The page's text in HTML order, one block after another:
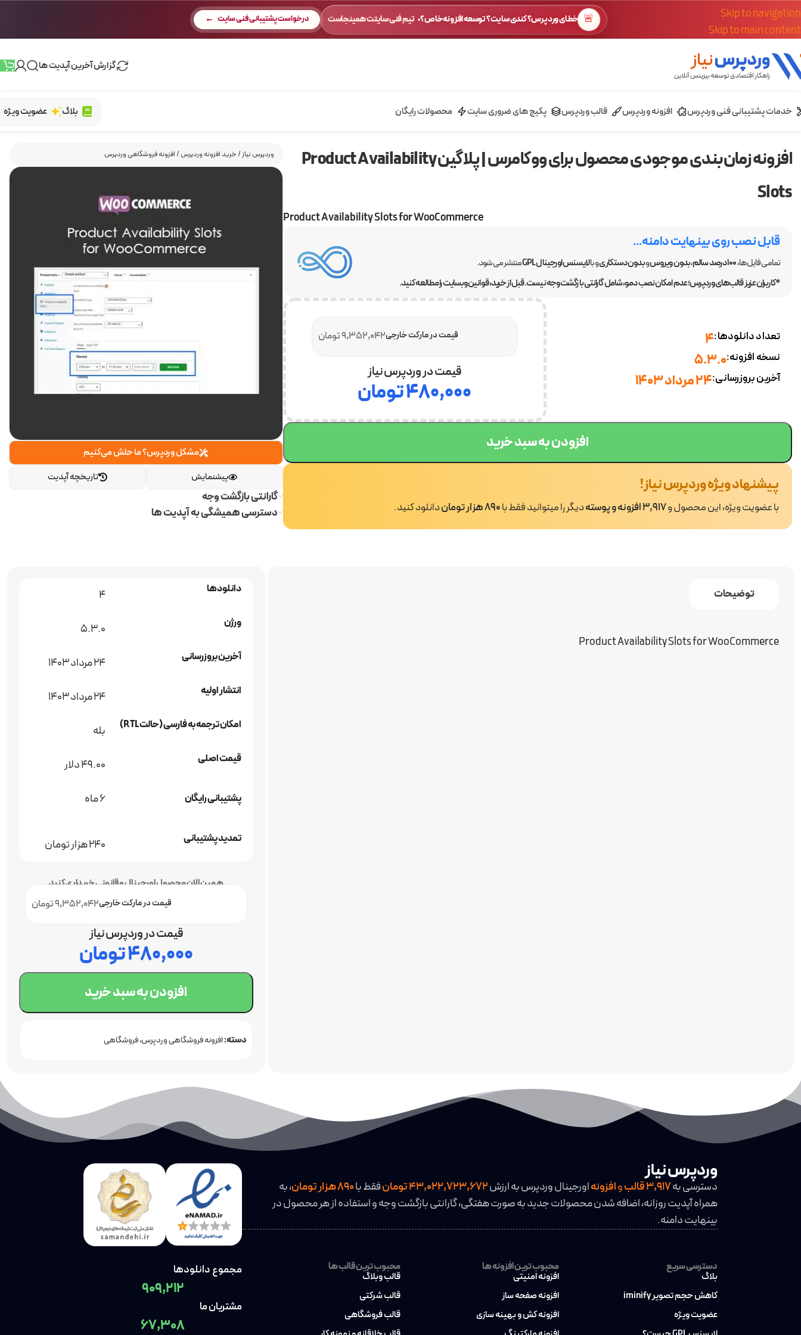
Skip to navigation
Skip to main content
🚨 خطای وردپرس؟ کندی سایت؟ توسعه افزونه خاص؟ تیم فنی سایتت همینجاست درخواست پشتیبانی فنی سایت
گزارش آخرین آپدیت ها
خدمات پشتیبانی فنی وردپرس افزونه وردپرس قالب وردپرس پکیج های ضروری سایت محصولات رایگان بلاگ عضویت ویژه
وردپرس نیاز/خرید افزونه وردپرس/ افزونه فروشگاهی وردپرس
مشکل وردپرس؟ ما حلش می‌کنیم
تاریخچه آپدیت
پیشنمایش
گارانتی بازگشت وجه
دسترسی همیشگی به آپدیت ها
افزونه زمان‌بندی موجودی محصول برای ووکامرس | پلاگین Product Availability
Slots
Product Availability Slots for WooCommerce
قابل نصب روی بینهایت دامنه...
تمامی فایل ها،100 درصد سالم ،بدون ویروسوبدون دستکاریو بالایسنس اورجینال GPL
منتشر می شود.
*کاربران عزیز قالب‌های وردپرس؛ عدم امکان نصب دمو، شامل گارانتی بازگشت وجه نیست. قبل از خرید، قوانین وبسایت را مطالعه کنید.
تعداد دانلودها:4
نسخه افزونه:5.3.0
آخرین بروزرسانی:24 مرداد 1403
9,352,042 تومانقیمت در مارکت خارجی
قیمت در وردپرس نیاز
۴۸۰,۰۰۰تومان
افزودن به سبد خرید
پیشنهاد ویژه وردپرس نیاز!
با عضویت ویژه، این محصول و3,917 افزونه و پوسته دیگر را میتوانید فقط با890 هزار تومان دانلود کنید.
توضیحات
Product Availability Slots for WooCommerce
دانلودها 4
ورژن 5.3.0
آخرین بروزرسانی 24 مرداد 1403
انتشار اولیه 24 مرداد 1403
امکان ترجمه به فارسی (حالت RTL) بله
قیمت اصلی 49.00 دلار
پشتیبانی رایگان 6 ماه
تمدید پشتیبانی 240 هزار تومان
همین الان محصول اورجینال و قانونی خریداری کنید
9,352,042 تومانقیمت در مارکت خارجی
قیمت در وردپرس نیاز
۴۸۰,۰۰۰تومان
افزودن به سبد خرید
دسته:افزونه فروشگاهی وردپرس فروشگاهی
وردپرس نیاز
دسترسی به3,917قالبوافزونهاورجینال وردپرس به ارزش43,022,723,672 تومان فقط با
، به
همراه آپدیت روزانه، اضافه شدن محصولات جدید به صورت هفتگی، گارانتی بازگشت وجه و استفاده از هر محصول در
بینهایت دامنه.
دسترسی سریع
بلاگ
کاهش حجم تصویر iminify
عضویت ویژه
محبوب ترین افزونه ها
افزونه امنیتی
افزونه صفحه ساز
افزونه کش و بهینه سازی
محبوب ترین قالب ها
قالب وبلاگ
قالب شرکتی
قالب فروشگاهی
مجموع دانلودها
909,212
مشتریان ما
67,308